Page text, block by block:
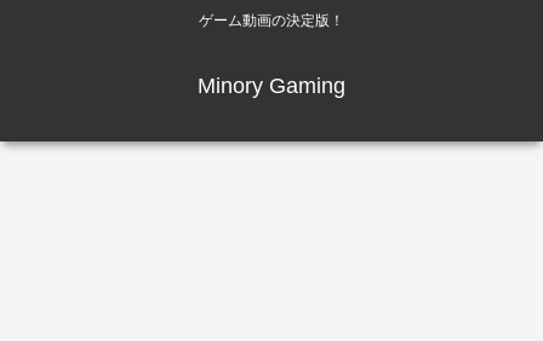
ゲーム動画の決定版！
Minory Gaming